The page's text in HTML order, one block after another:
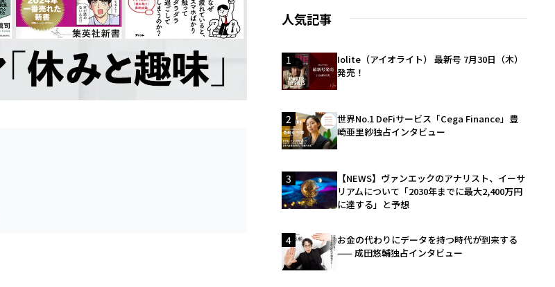
人気記事
1
Iolite（アイオライト） 最新号 7月30日（木）
発売！
2
世界No.1 DeFiサービス「Cega Finance」豊
崎亜里紗独占インタビュー
3
【NEWS】ヴァンエックのアナリスト、イーサ
リアムについて「2030年までに最大2,400万円
に達する」と予想
4
お金の代わりにデータを持つ時代が到来する
—— 成田悠輔独占インタビュー